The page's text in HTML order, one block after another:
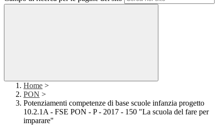
Home >
PON >
Potenziamenti competenze di base scuole infanzia progetto
10.2.1A - FSE PON - P - 2017 - 150 "La scuola del fare per
imparare"